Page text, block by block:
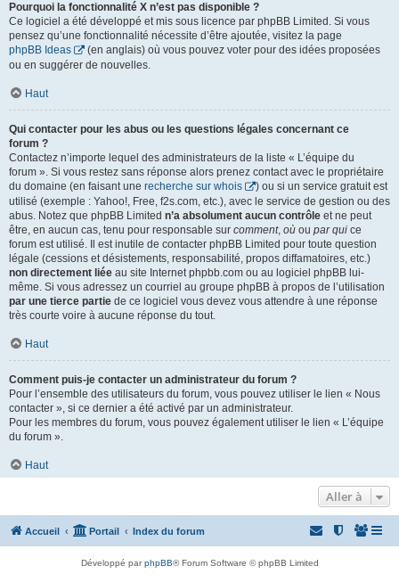
Pourquoi la fonctionnalité X n’est pas disponible ?
Ce logiciel a été développé et mis sous licence par phpBB Limited. Si vous
pensez qu’une fonctionnalité nécessite d’être ajoutée, visitez la page
phpBB Ideas
(en anglais) où vous pouvez voter pour des idées proposées
ou en suggérer de nouvelles.
Haut
Qui contacter pour les abus ou les questions légales concernant ce
forum ?
Contactez n’importe lequel des administrateurs de la liste « L’équipe du
forum ». Si vous restez sans réponse alors prenez contact avec le propriétaire
du domaine (en faisant une recherche sur whois
) ou si un service gratuit est
utilisé (exemple : Yahoo!, Free, f2s.com, etc.), avec le service de gestion ou des
abus. Notez que phpBB Limited n’a absolument aucun contrôle et ne peut
être, en aucun cas, tenu pour responsable sur comment, où ou par qui ce
forum est utilisé. Il est inutile de contacter phpBB Limited pour toute question
légale (cessions et désistements, responsabilité, propos diffamatoires, etc.)
non directement liée au site Internet phpbb.com ou au logiciel phpBB lui-
même. Si vous adressez un courriel au groupe phpBB à propos de l’utilisation
par une tierce partie de ce logiciel vous devez vous attendre à une réponse
très courte voire à aucune réponse du tout.
Haut
Comment puis-je contacter un administrateur du forum ?
Pour l’ensemble des utilisateurs du forum, vous pouvez utiliser le lien « Nous
contacter », si ce dernier a été activé par un administrateur.
Pour les membres du forum, vous pouvez également utiliser le lien « L’équipe
du forum ».
Haut
Aller à
Accueil Portail Index du forum
Développé parphpBB® Forum Software © phpBB Limited